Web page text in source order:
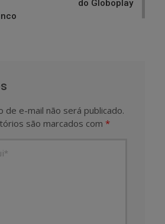
do Globoplay
de e-mail não será publicado.
são marcados com *